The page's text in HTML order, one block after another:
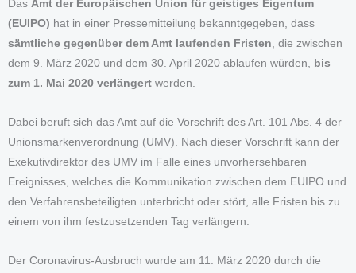
Das Amt der Europäischen Union für geistiges Eigentum
(EUIPO) hat in einer Pressemitteilung bekanntgegeben, dass
sämtliche gegenüber dem Amt laufenden Fristen, die zwischen
dem 9. März 2020 und dem 30. April 2020 ablaufen würden, bis
zum 1. Mai 2020 verlängert werden.
Dabei beruft sich das Amt auf die Vorschrift des Art. 101 Abs. 4 der
Unionsmarkenverordnung (UMV). Nach dieser Vorschrift kann der
Exekutivdirektor des UMV im Falle eines unvorhersehbaren
Ereignisses, welches die Kommunikation zwischen dem EUIPO und
den Verfahrensbeteiligten unterbricht oder stört, alle Fristen bis zu
einem von ihm festzusetzenden Tag verlängern.
Der Coronavirus-Ausbruch wurde am 11. März 2020 durch die